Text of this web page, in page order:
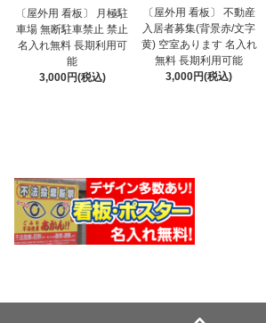
〔屋外用 看板〕 月極駐
車場 無断駐車禁止 禁止
名入れ無料 長期利用可
能
3,000円(税込)
〔屋外用 看板〕 不動産
入居者募集(背景赤/文字
黄) 空室あります 名入れ
無料 長期利用可能
3,000円(税込)